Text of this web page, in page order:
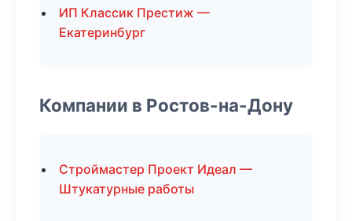
ИП Классик Престиж —
Екатеринбург
Компании в Ростов-на-Дону
Строймастер Проект Идеал —
Штукатурные работы